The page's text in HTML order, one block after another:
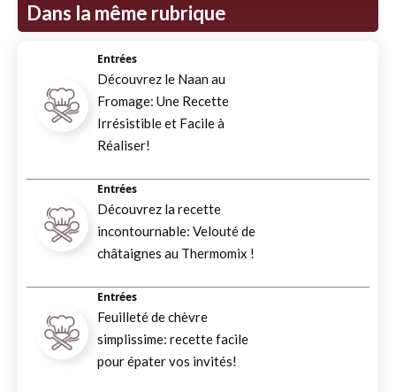
Dans la même rubrique
Entrées
Découvrez le Naan au
Fromage: Une Recette
Irrésistible et Facile à
Réaliser!
Entrées
Découvrez la recette
incontournable: Velouté de
châtaignes au Thermomix !
Entrées
Feuilleté de chèvre
simplissime: recette facile
pour épater vos invités!